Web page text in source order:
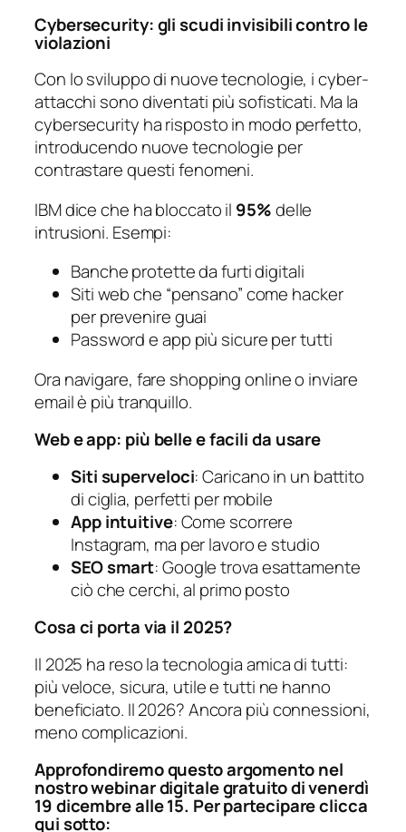
Cybersecurity: gli scudi invisibili contro le
violazioni
Con lo sviluppo di nuove tecnologie, i cyber-
attacchi sono diventati più sofisticati. Ma la
cybersecurity ha risposto in modo perfetto,
introducendo nuove tecnologie per
contrastare questi fenomeni.
IBM dice che ha bloccato il 95%delle
intrusioni. Esempi:
Banche protette da furti digitali
Siti web che “pensano” come hacker
per prevenire guai
Password e app più sicure per tutti
Ora navigare, fare shopping online o inviare
email è più tranquillo.
Web e app: più belle e facili da usare
Siti superveloci: Caricano in un battito
di ciglia, perfetti per mobile
App intuitive: Come scorrere
Instagram, ma per lavoro e studio
SEO smart: Google trova esattamente
ciò che cerchi, al primo posto
Cosa ci porta via il 2025?
Il 2025 ha reso la tecnologia amica di tutti:
più veloce, sicura, utile e tutti ne hanno
beneficiato. Il 2026? Ancora più connessioni,
meno complicazioni.
Approfondiremo questo argomento nel
nostro webinar digitale gratuito di venerdì
19 dicembre alle 15. Per partecipare clicca
qui sotto: